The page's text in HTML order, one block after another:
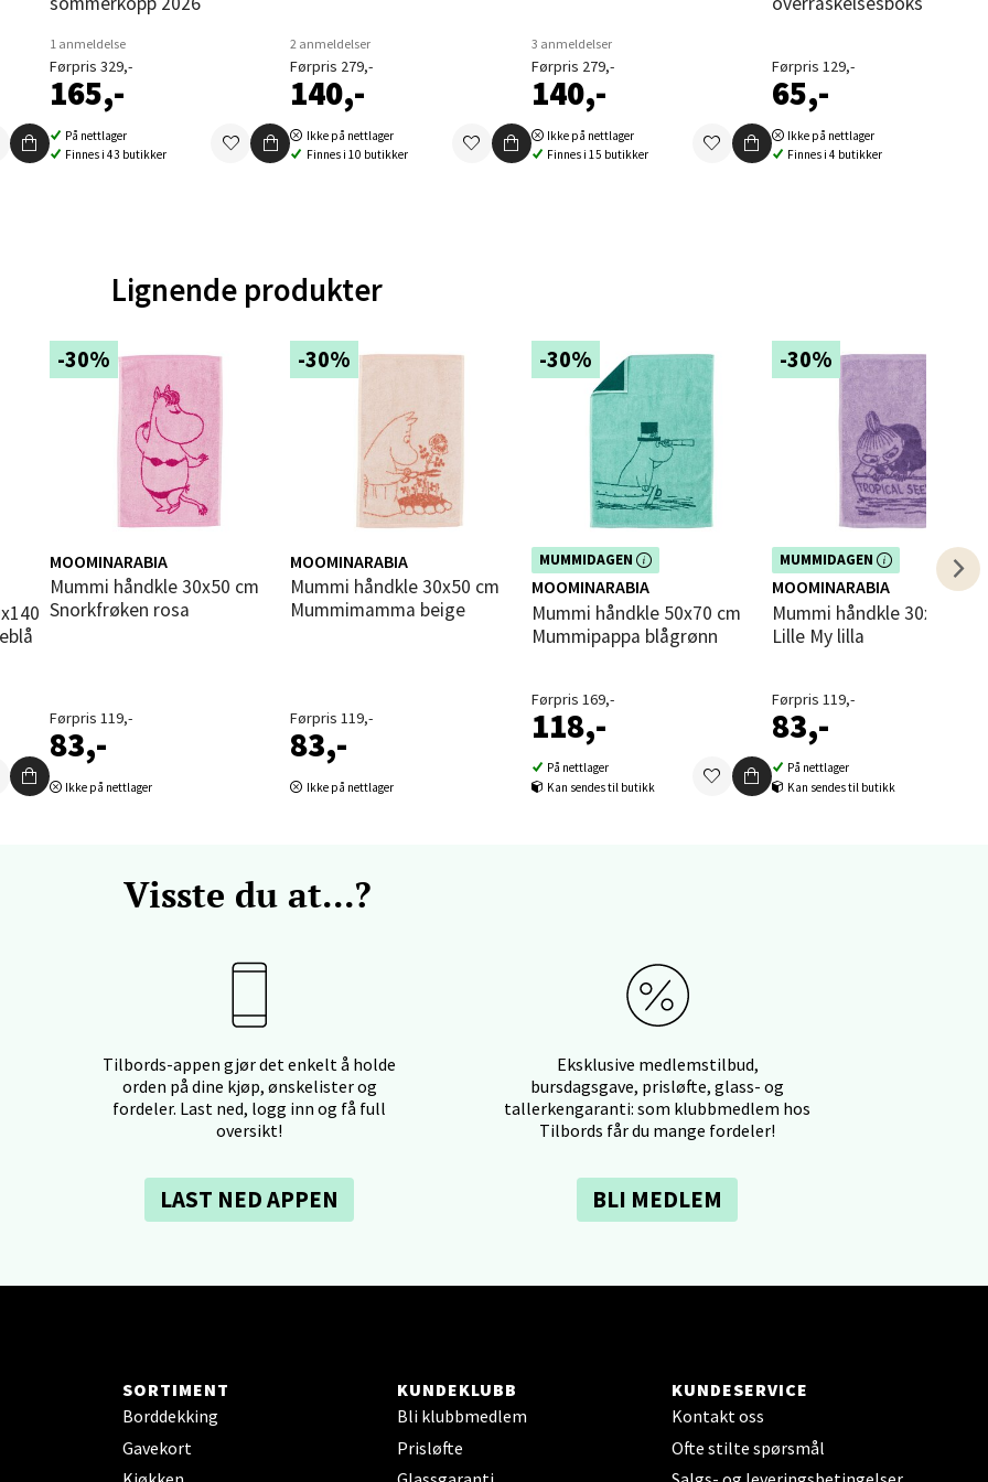
1 anmeldelse
Førpris 329,-
165,-
På nettlager
Finnes i 43 butikker
2 anmeldelser
Førpris 279,-
140,-
Ikke på nettlager
Finnes i 10 butikker
3 anmeldelser
Førpris 279,-
140,-
Ikke på nettlager
Finnes i 15 butikker
Førpris 129,-
65,-
Ikke på nettlager
Finnes i 4 butikker
Lignende produkter
i
-30%
MOOMINARABIA
Mummi håndkle 30x50 cm
Snorkfrøken rosa
Førpris 119,-
83,-
Ikke på nettlager
-30%
MOOMINARABIA
Mummi håndkle 30x50 cm
Mummimamma beige
Førpris 119,-
83,-
Ikke på nettlager
-30%
MUMMIDAGEN
Dette produktet er inkludert i vår
kampanje. Benytt deg av rabatten i
dag!
MOOMINARABIA
Mummi håndkle 50x70 cm
Mummipappa blågrønn
Førpris 169,-
118,-
På nettlager
Kan sendes til butikk
-30%
MUMMIDAGEN
Dette produktet er inkludert i vår
kampanje. Benytt deg av rabatten i
dag!
MOOMINARABIA
Mummi håndkle 30x50 cm
Lille My lilla
Førpris 119,-
83,-
På nettlager
Kan sendes til butikk
Visste du at...?
Tilbords-appen gjør det enkelt å holde
orden på dine kjøp, ønskelister og
fordeler. Last ned, logg inn og få full
oversikt!
LAST NED APPEN
Eksklusive medlemstilbud,
bursdagsgave, prisløfte, glass- og
tallerkengaranti: som klubbmedlem hos
Tilbords får du mange fordeler!
BLI MEDLEM
SORTIMENT
Borddekking
Gavekort
KUNDEKLUBB
Bli klubbmedlem
Prisløfte
KUNDESERVICE
Kontakt oss
Ofte stilte spørsmål
10-21
- Thon Senter Orkanger
Orkanger, Orkdalsveien 113, 7300 Orkanger
09-20
- Thon Senter Sandvika
7, 1338 Sandvika
- Thon Senter Sartor
- Sirkus Shopping
09-21
Thon Senter Ski
- Sortland Storsenter
Velg